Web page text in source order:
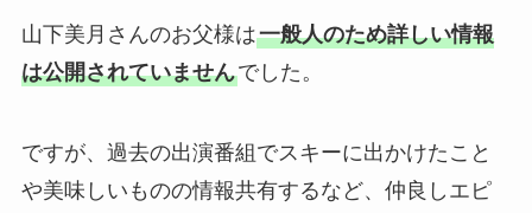
山下美月さんのお父様は一般人のため詳しい情報
は公開されていませんでした。
ですが、過去の出演番組でスキーに出かけたこと
や美味しいものの情報共有するなど、仲良しエピ